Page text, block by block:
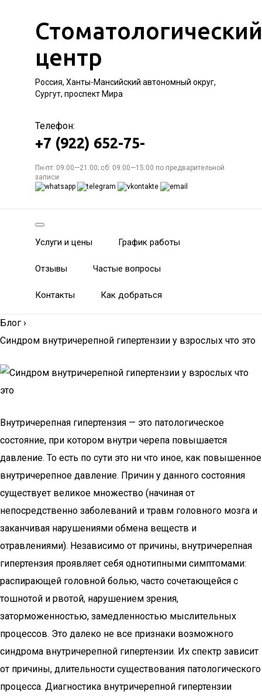
Стоматологический
центр
Россия, Ханты-Мансийский автономный округ,
Сургут, проспект Мира
Телефон:
+7 (922) 652-75-
Пн-пт: 09:00—21:00; сб: 09:00—15:00 по предварительной
записи
Услуги и цены График работы
Отзывы Частые вопросы
Контакты Как добраться
Блог ›
Синдром внутричерепной гипертензии у взрослых что это
Внутричерепная гипертензия — это патологическое
состояние, при котором внутри черепа повышается
давление. То есть по сути это ни что иное, как повышенное
внутричерепное давление. Причин у данного состояния
существует великое множество (начиная от
непосредственно заболеваний и травм головного мозга и
заканчивая нарушениями обмена веществ и
отравлениями). Независимо от причины, внутричерепная
гипертензия проявляет себя однотипными симптомами:
распирающей головной болью, часто сочетающейся с
тошнотой и рвотой, нарушением зрения,
заторможенностью, замедленностью мыслительных
процессов. Это далеко не все признаки возможного
синдрома внутричерепной гипертензии. Их спектр зависит
от причины, длительности существования патологического
процесса. Диагностика внутричерепной гипертензии